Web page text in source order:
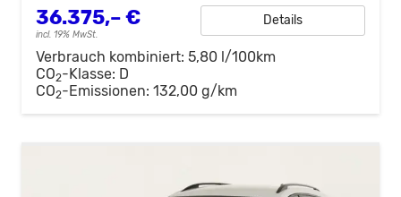
36.375,– €
incl. 19% MwSt.
Details
Verbrauch kombiniert: 5,80 l/100km
CO2-Klasse: D
CO2-Emissionen: 132,00 g/km